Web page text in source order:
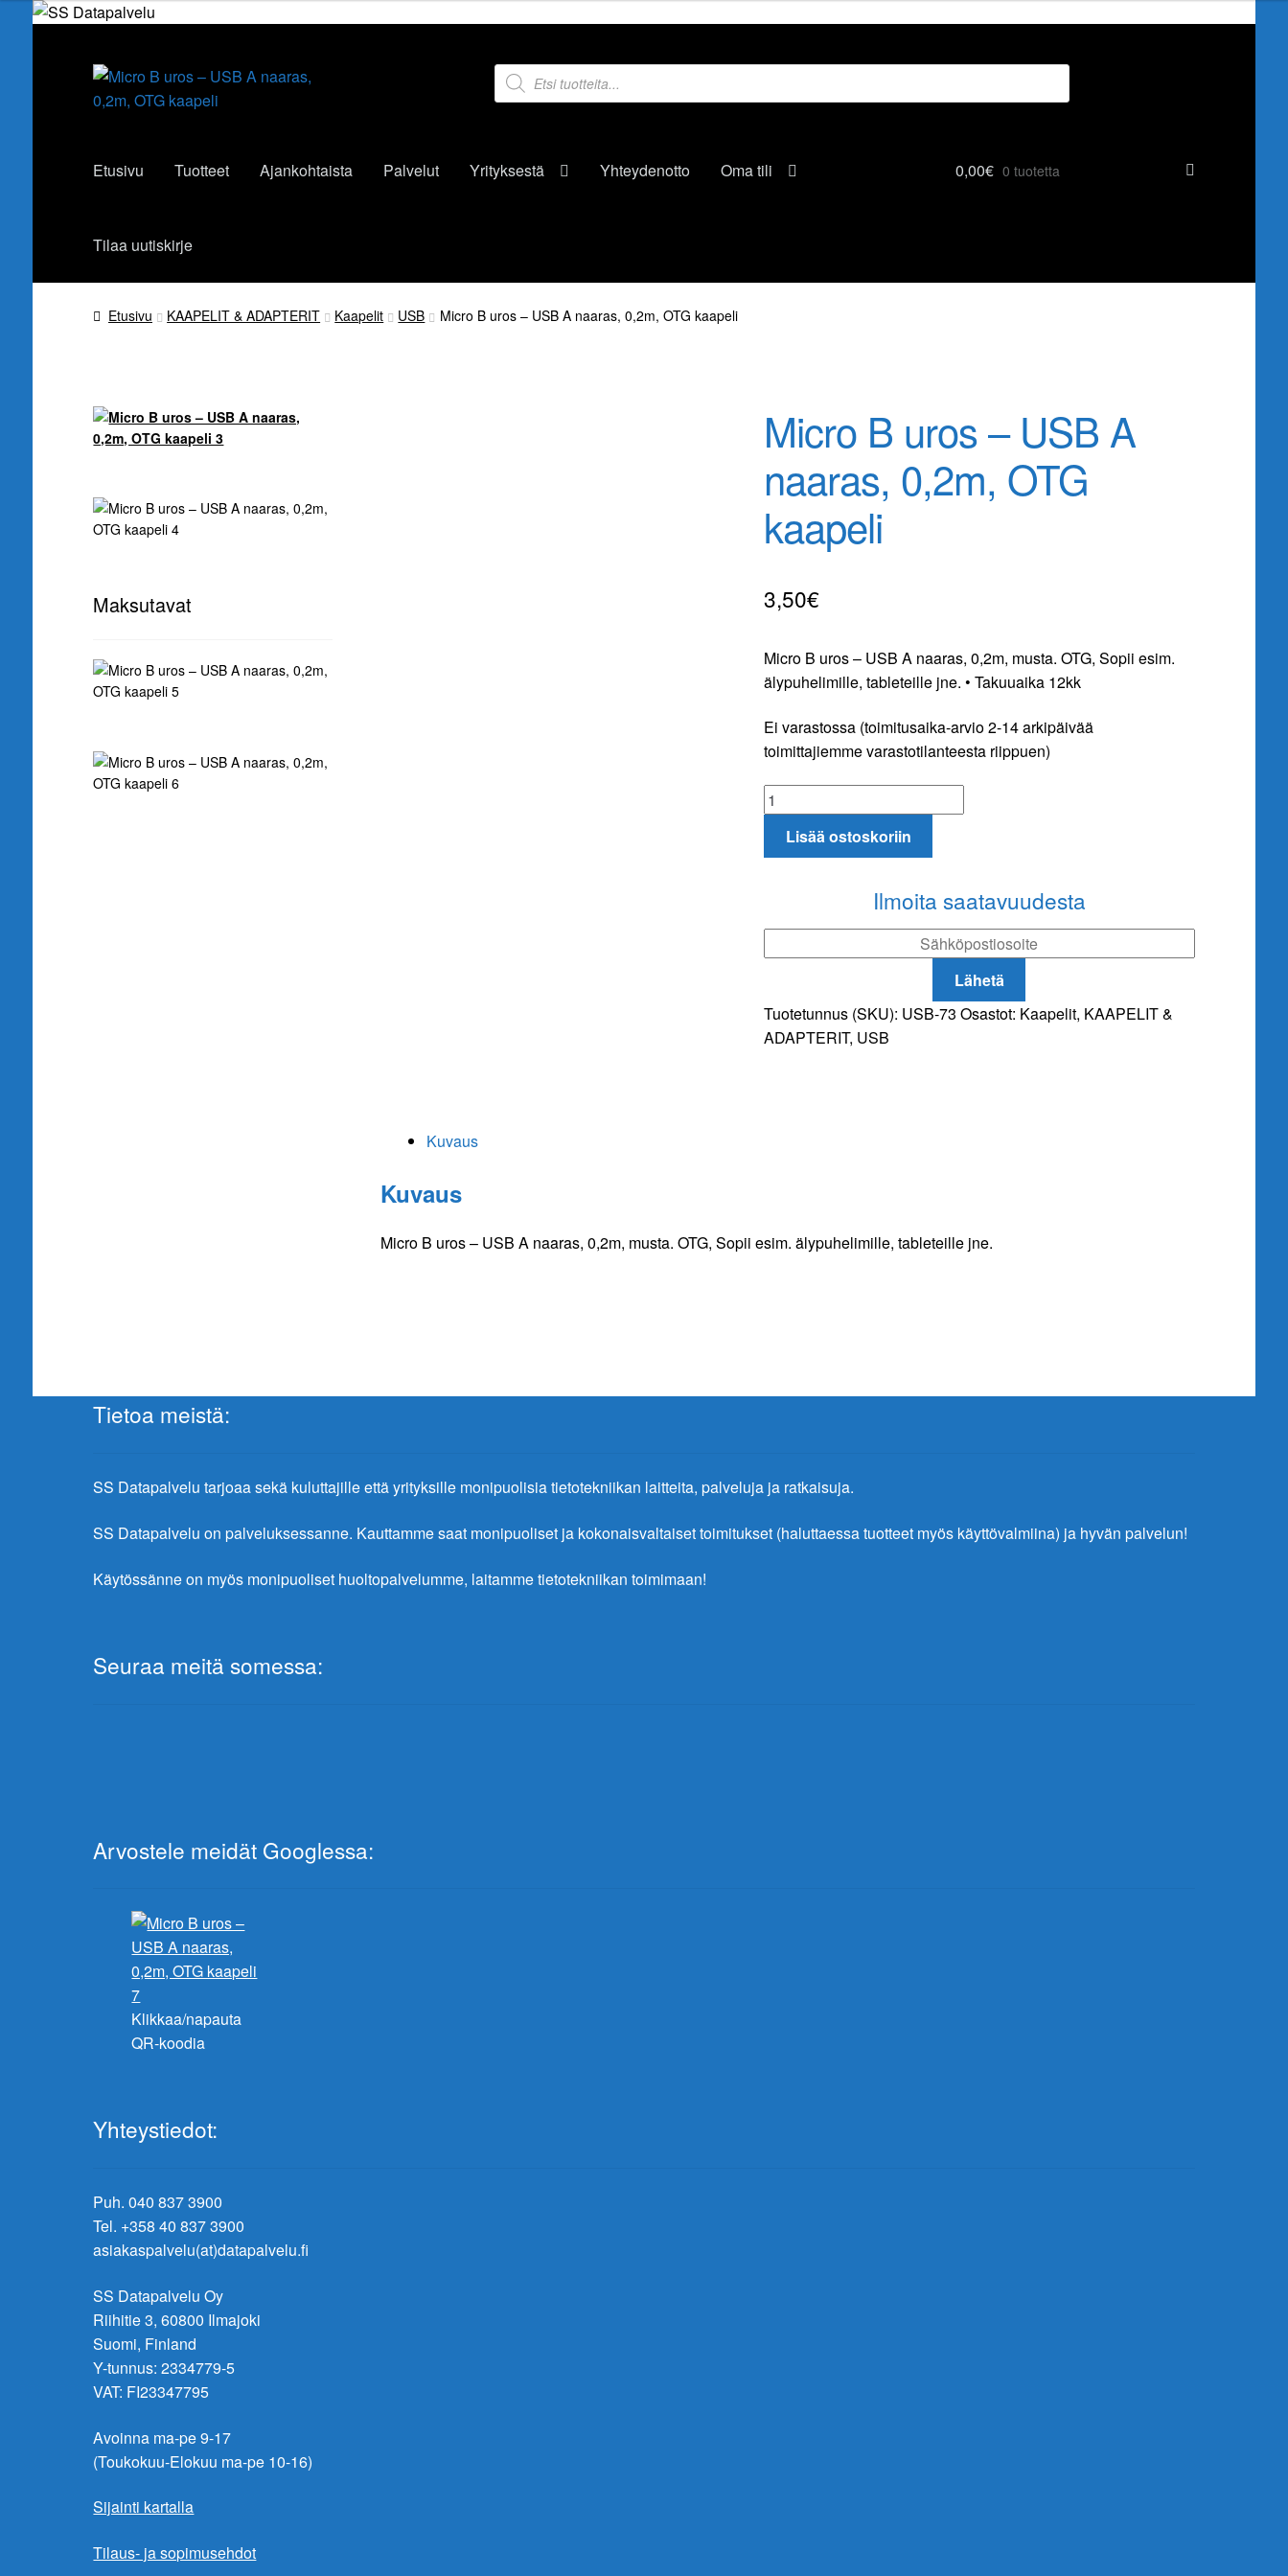
Siirry
navigointiin
Siirry
sisältöön
Products
search
Etusivu Tuotteet Ajankohtaista Palvelut Yrityksestä Yhteydenotto Oma tili
Tilaa uutiskirje
0,00€ 0 tuotetta
Etusivu KAAPELIT & ADAPTERIT Kaapelit USB Micro B uros – USB A naaras, 0,2m, OTG kaapeli
Micro B uros – USB A
naaras, 0,2m, OTG
kaapeli
3,50€
Micro B uros – USB A naaras, 0,2m, musta. OTG, Sopii esim.
älypuhelimille, tableteille jne. • Takuuaika 12kk
Ei varastossa (toimitusaika-arvio 2-14 arkipäivää
toimittajiemme varastotilanteesta riippuen)
Micro
B
uros
0,2m,
kaapeli
määrä
Lisää ostoskoriin
Ilmoita saatavuudesta
Lähetä
Tuotetunnus (SKU): USB-73 Osastot: Kaapelit, KAAPELIT &
ADAPTERIT, USB
Kuvaus
Kuvaus
Micro B uros – USB A naaras, 0,2m, musta. OTG, Sopii esim. älypuhelimille, tableteille jne.
Maksutavat
Tietoa meistä:
SS Datapalvelu tarjoaa sekä kuluttajille että yrityksille monipuolisia tietotekniikan laitteita, palveluja ja ratkaisuja.
SS Datapalvelu on palveluksessanne. Kauttamme saat monipuoliset ja kokonaisvaltaiset toimitukset (haluttaessa tuotteet myös käyttövalmiina) ja hyvän palvelun!
Käytössänne on myös monipuoliset huoltopalvelumme, laitamme tietotekniikan toimimaan!
Seuraa meitä somessa:
Arvostele meidät Googlessa:
Klikkaa/napauta
QR-koodia
Yhteystiedot:
Puh. 040 837 3900
Tel. +358 40 837 3900
asiakaspalvelu(at)datapalvelu.fi
SS Datapalvelu Oy
Riihitie 3, 60800 Ilmajoki
Suomi, Finland
Y-tunnus: 2334779-5
VAT: FI23347795
Avoinna ma-pe 9-17
(Toukokuu-Elokuu ma-pe 10-16)
Sijainti kartalla
Tilaus- ja sopimusehdot